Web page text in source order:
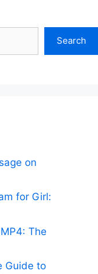
Search
on
for Girl:
The
Guide to